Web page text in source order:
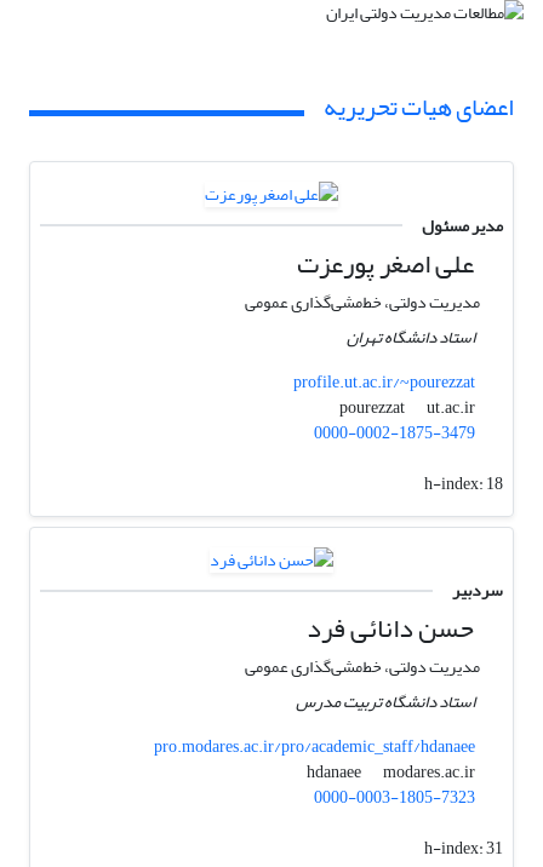
اعضای هیات تحریریه
مدیر مسئول
علی اصغر پورعزت
مدیریت دولتی، خط‌مشی‌گذاری عمومی
استاد دانشگاه تهران
profile.ut.ac.ir/~pourezzat
pourezzat
ut.ac.ir
0000-0002-1875-3479
h-index:18
سردبیر
حسن دانائی فرد
مدیریت دولتی، خط‌مشی‌گذاری عمومی
استاد دانشگاه تربیت مدرس
pro.modares.ac.ir/pro/academic_staff/hdanaee
hdanaee
modares.ac.ir
0000-0003-1805-7323
h-index:31